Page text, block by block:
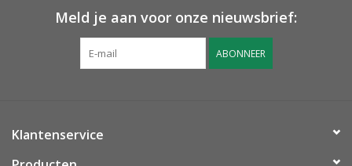
Meld je aan voor onze nieuwsbrief:
ABONNEER
Klantenservice